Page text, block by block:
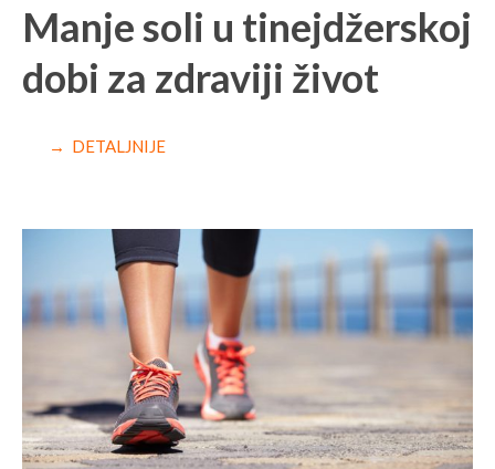
Manje soli u tinejdžerskoj
dobi za zdraviji život
→ DETALJNIJE